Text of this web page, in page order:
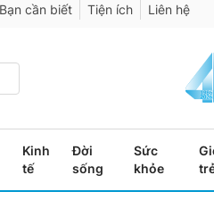
Bạn cần biết Tiện ích Liên hệ
Kinh
tế
Đời
sống
Sức
khỏe